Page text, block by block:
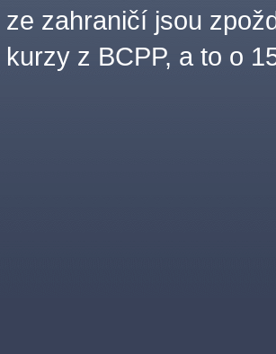
ze zahraničí jsou
kurzy z BCPP, a to o